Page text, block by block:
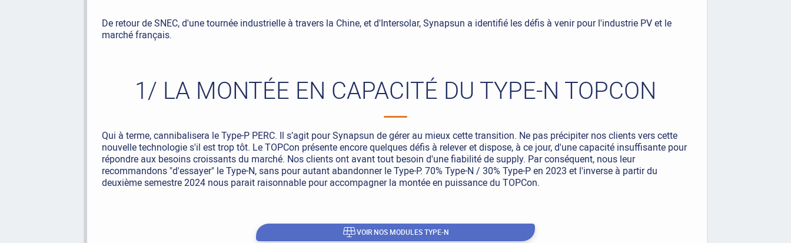
De retour de SNEC, d'une tournée industrielle à travers la Chine, et d'Intersolar, Synapsun a identifié les défis à venir pour l'industrie PV et le
marché français.
1/ LA MONTÉE EN CAPACITÉ DU TYPE-N TOPCON
Qui à terme, cannibalisera le Type-P PERC. Il s’agit pour Synapsun de gérer au mieux cette transition. Ne pas précipiter nos clients vers cette
nouvelle technologie s'il est trop tôt. Le TOPCon présente encore quelques défis à relever et dispose, à ce jour, d'une capacité insuffisante pour
répondre aux besoins croissants du marché. Nos clients ont avant tout besoin d'une fiabilité de supply. Par conséquent, nous leur
recommandons "d'essayer" le Type-N, sans pour autant abandonner le Type-P. 70% Type-N / 30% Type-P en 2023 et l'inverse à partir du
deuxième semestre 2024 nous parait raisonnable pour accompagner la montée en puissance du TOPCon.
VOIR NOS MODULES TYPE-N